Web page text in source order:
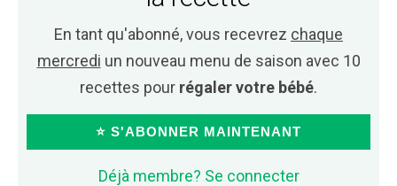
En tant qu'abonné, vous recevrez chaque
mercredi un nouveau menu de saison avec 10
recettes pour régaler votre bébé.
⭐ S'ABONNER MAINTENANT
Déjà membre? Se connecter